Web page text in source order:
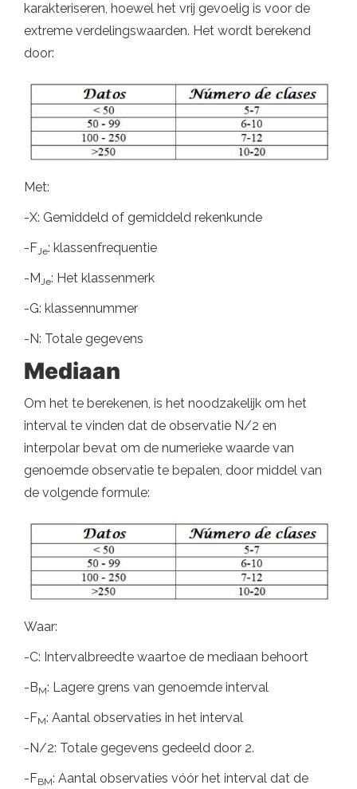
karakteriseren, hoewel het vrij gevoelig is voor de
extreme verdelingswaarden. Het wordt berekend
door:
Met:
-X: Gemiddeld of gemiddeld rekenkunde
-FJe: klassenfrequentie
-MJe: Het klassenmerk
-G: klassennummer
-N: Totale gegevens
Mediaan
Om het te berekenen, is het noodzakelijk om het
interval te vinden dat de observatie N/2 en
interpolar bevat om de numerieke waarde van
genoemde observatie te bepalen, door middel van
de volgende formule:
Waar:
-C: Intervalbreedte waartoe de mediaan behoort
-BM: Lagere grens van genoemde interval
-FM: Aantal observaties in het interval
-N/2: Totale gegevens gedeeld door 2.
-FBM: Aantal observaties vóór het interval dat de